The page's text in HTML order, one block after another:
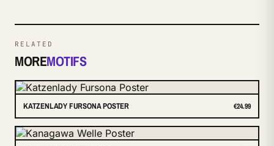
RELATED
MOREMOTIFS
KATZENLADY FURSONA POSTER €24.99